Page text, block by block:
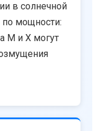
в солнечной
мощности:
M и X могут